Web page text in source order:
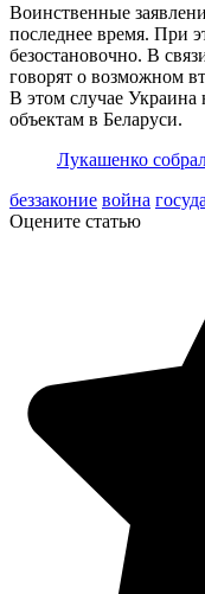
Воинственные
последнее время. При
безостановочно. В
говорят о возможном
В этом случае Украина
объектам в Беларуси.
Лукашенко
беззаконие война
Оцените статью